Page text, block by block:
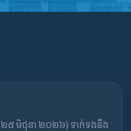
២៥ មិថុនា ២០២៦) ទាក់ទងនឹង